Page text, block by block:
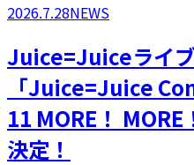
2026.7.28NEWS
Juice=Juiceライ
「Juice=Juice
11 MORE！
決定！